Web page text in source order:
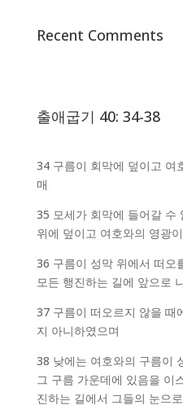
Recent Comments
출애굽기 40: 34-38
34 구름이 회막에 덮이고 여
매
35 모세가 회막에 들어갈 수
위에 덮이고 여호와의 영광
36 구름이 성막 위에서 떠오
모든 행진하는 길에 앞으로
37 구름이 떠오르지 않을 때
지 아니하였으며
38 낮에는 여호와의 구름이
그 구름 가운데에 있음을 이
진하는 길에서 그들의 눈으